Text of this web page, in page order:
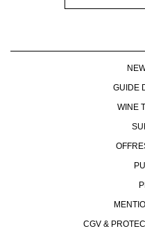
GUIDE
WINE
CGV &